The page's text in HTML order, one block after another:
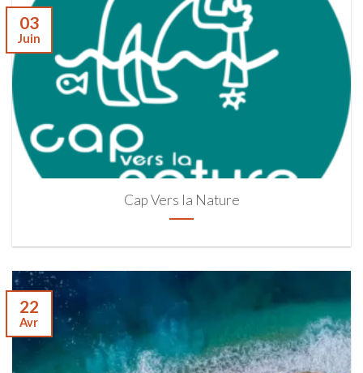
Cap Vers la Nature
03
Juin
22
Avr